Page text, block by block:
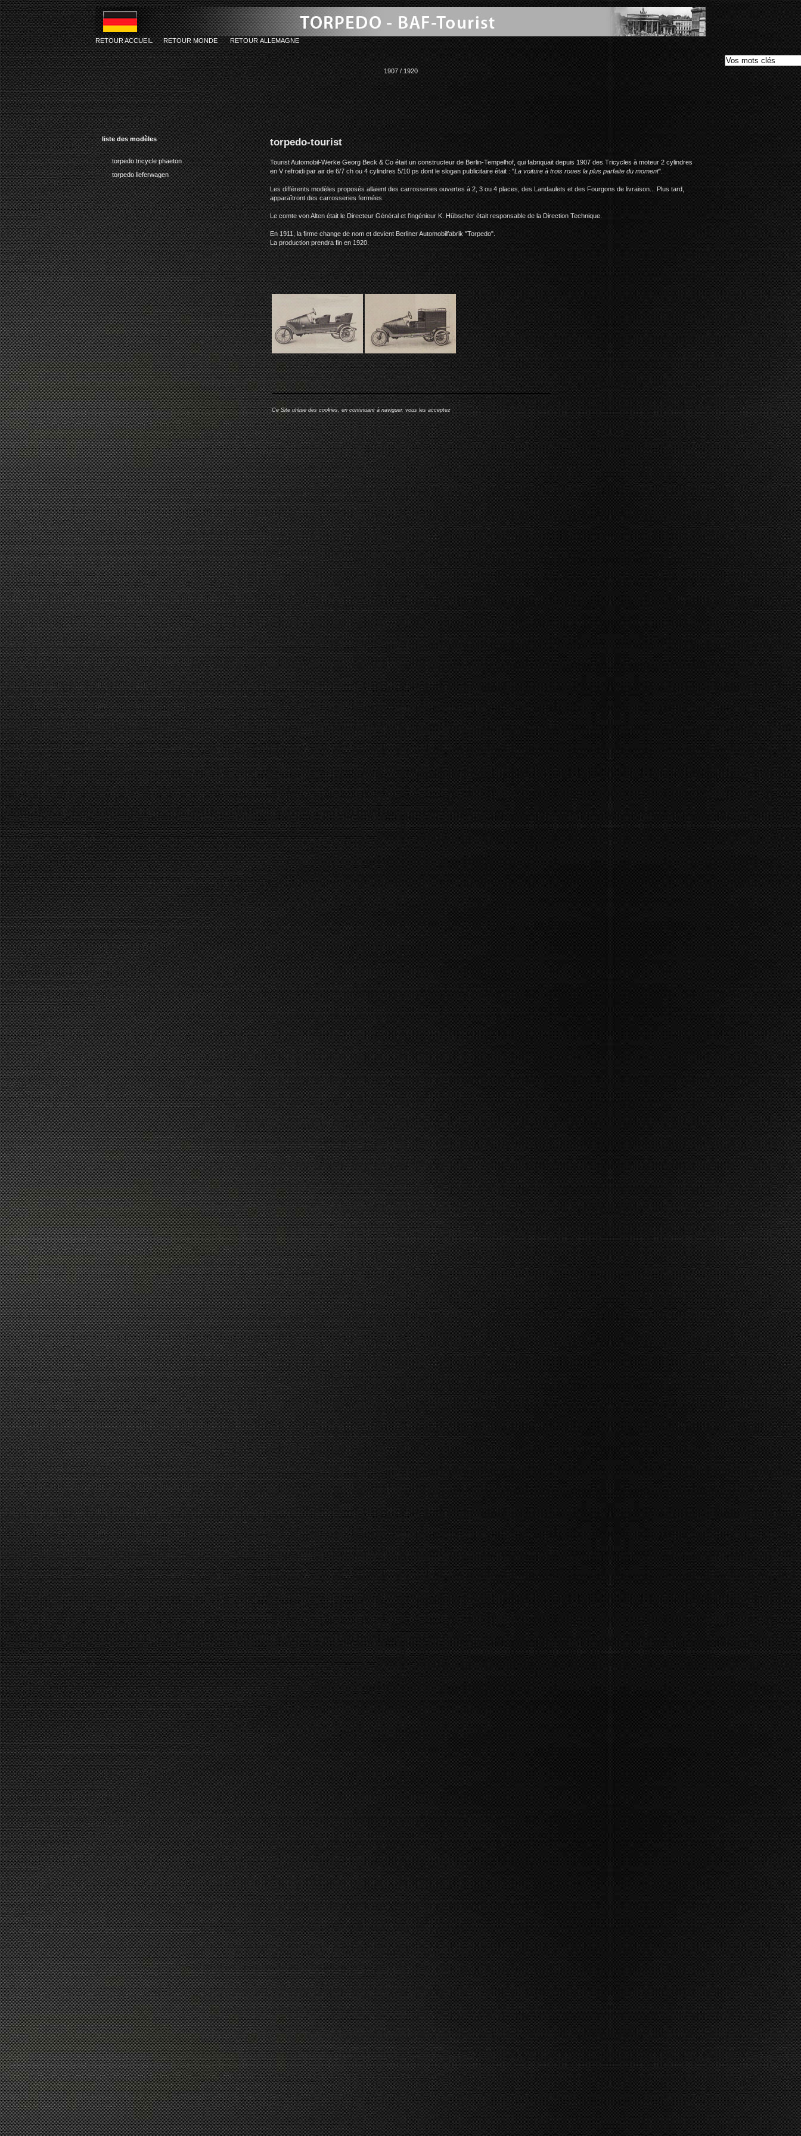
liste des modèles
torpedo tricycle phaeton
torpedo lieferwagen
torpedo-tourist
Tourist Automobil-Werke Georg Beck & Co était un constructeur de Berlin-Tempelhof, qui fabriquait depuis 1907 des Tricycles à moteur 2 cylindres
en V refroidi par air de 6/7 ch ou 4 cylindres 5/10 ps dont le slogan publicitaire était : "La voiture à trois roues la plus parfaite du moment".
Les différents modèles proposés allaient des carrosseries ouvertes à 2, 3 ou 4 places, des Landaulets et des Fourgons de livraison... Plus tard,
apparaîtront des carrosseries fermées.
Le comte von Alten était le Directeur Général et l'ingénieur K. Hübscher était responsable de la Direction Technique.
En 1911, la firme change de nom et devient Berliner Automobilfabrik "Torpedo".
La production prendra fin en 1920.
Ce Site utilise des cookies, en continuant à naviguer, vous les acceptez
RETOUR ACCUEIL RETOUR MONDE RETOUR ALLEMAGNE
1907 / 1920
: